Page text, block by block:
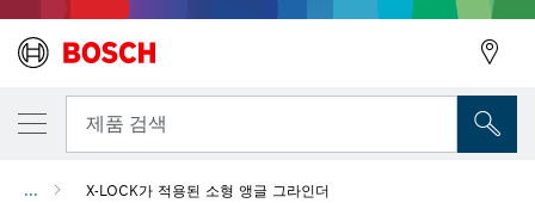
제품 검색
... X-LOCK가 적용된 소형 앵글 그라인더